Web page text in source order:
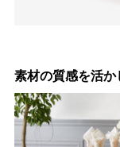
素材の質感を活か